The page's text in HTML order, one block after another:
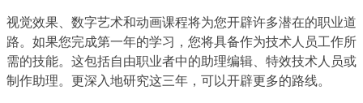
视觉效果、数字艺术和动画课程将为您开辟许多潜在的职业道
路。如果您完成第一年的学习，您将具备作为技术人员工作所
需的技能。这包括自由职业者中的助理编辑、特效技术人员或
制作助理。更深入地研究这三年，可以开辟更多的路线。